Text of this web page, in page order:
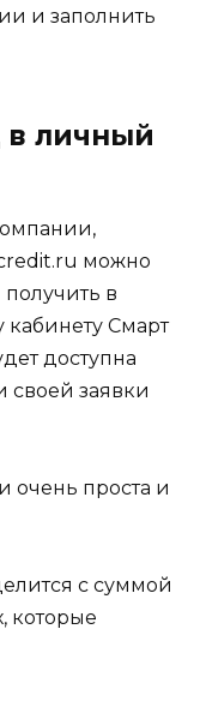
и заполнить
в личный
можно
в
кабинету Смарт
доступна
своей заявки
очень проста и
с суммой
которые